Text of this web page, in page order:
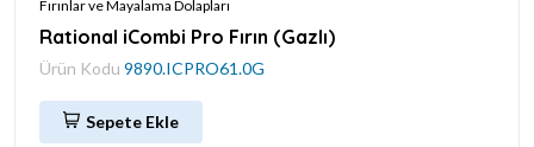
Fırınlar ve Mayalama Dolapları
Rational iCombi Pro Fırın (Gazlı)
Ürün Kodu 9890.ICPRO61.0G
Sepete Ekle